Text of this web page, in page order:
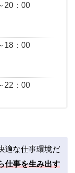
20：00
18：00
22：00
適な仕事環境だ
仕事を生み出す